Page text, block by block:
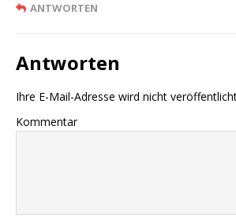
ANTWORTEN
Antworten
Ihre E-Mail-Adresse wird nicht
Kommentar